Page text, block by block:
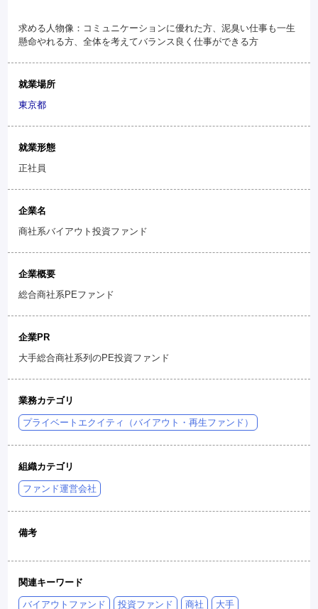
求める人物像：コミュニケーションに優れた方、泥臭い仕事も一生
懸命やれる方、全体を考えてバランス良く仕事ができる方
就業場所
東京都
就業形態
正社員
企業名
商社系バイアウト投資ファンド
企業概要
総合商社系PEファンド
企業PR
大手総合商社系列のPE投資ファンド
業務カテゴリ
プライベートエクイティ（バイアウト・再生ファンド）
組織カテゴリ
ファンド運営会社
備考
関連キーワード
バイアウトファンド 投資ファンド 商社 大手